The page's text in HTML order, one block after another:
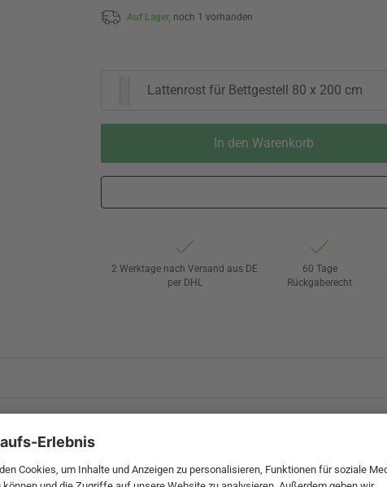
Auf Lager, noch 1 vorhanden
Lattenrost für Bettgestell 80 x 200 cm
In den Warenkorb
2 Werktage nach Versand aus DE
per DHL
60 Tage
Rückgaberecht